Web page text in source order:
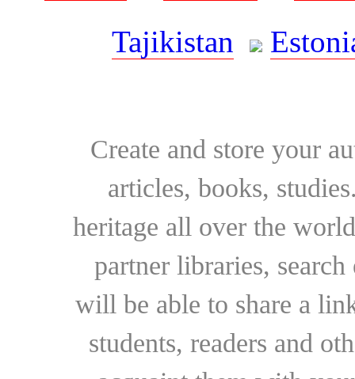
Tajikistan
Create and store your
articles, books,
heritage all over the
partner libraries,
will be able to share a
students, readers and